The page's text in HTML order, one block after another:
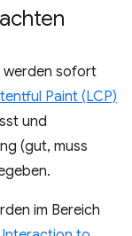
werden sofort
Paint (LCP)
und
(gut, muss
im Bereich